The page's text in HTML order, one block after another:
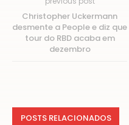
Christopher Uckermann
desmente a People e diz que
tour do RBD acaba em
dezembro
POSTS RELACIONADOS